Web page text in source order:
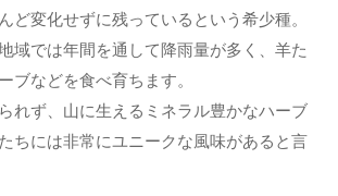
ど変化せずに残っているという希少種。
域では年間を通して降雨量が多く、羊た
ブなどを食べ育ちます。
れず、山に生えるミネラル豊かなハーブ
ちには非常にユニークな風味があると言